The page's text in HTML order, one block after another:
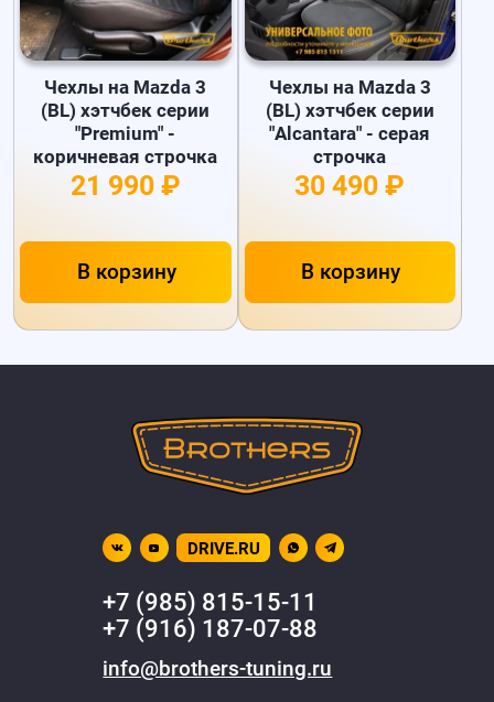
Чехлы на Mazda 3
(BL) хэтчбек серии
"Premium" -
коричневая строчка
21 990 ₽
В корзину
Чехлы на Mazda 3
(BL) хэтчбек серии
"Alcantara" - серая
строчка
30 490 ₽
В корзину
DRIVE.RU
+7 (985) 815-15-11
+7 (916) 187-07-88
info@brothers-tuning.ru